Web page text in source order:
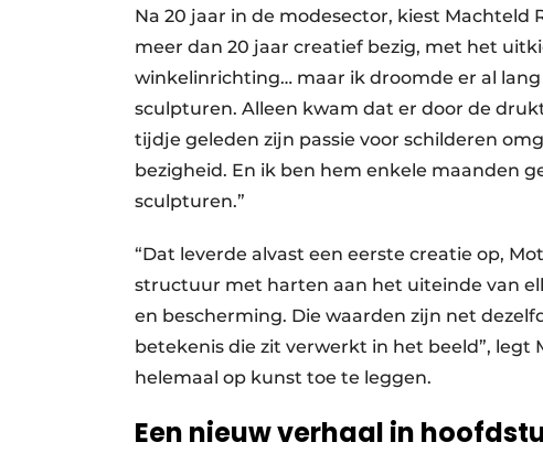
Na 20 jaar in de modesector, kiest Machteld
meer dan 20 jaar creatief bezig, met het
winkelinrichting… maar ik droomde er al
sculpturen. Alleen kwam dat er door de
tijdje geleden zijn passie voor schilderen
bezigheid. En ik ben hem enkele maanden
sculpturen.”
“Dat leverde alvast een eerste creatie op,
structuur met harten aan het uiteinde van
en bescherming. Die waarden zijn net
betekenis die zit verwerkt in het beeld”,
helemaal op kunst toe te leggen.
Een nieuw verhaal in